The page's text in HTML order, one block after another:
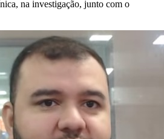
na investigação, junto com o